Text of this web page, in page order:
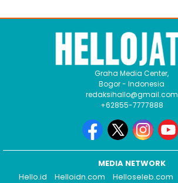
Graha Media Center,
Bogor - Indonesia
redaksihallo@gmail.com
+62855-7777888
MEDIA NETWORK
Hello.id
Helloidn.com Helloseleb.com